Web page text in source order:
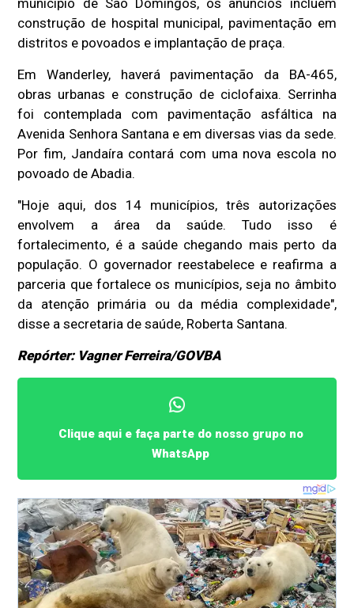
construção de hospital municipal, pavimentação em
distritos e povoados e implantação de praça.
Em Wanderley, haverá pavimentação da BA-465,
obras urbanas e construção de ciclofaixa. Serrinha
foi contemplada com pavimentação asfáltica na
Avenida Senhora Santana e em diversas vias da sede.
Por fim, Jandaíra contará com uma nova escola no
povoado de Abadia.
"Hoje aqui, dos 14 municípios, três autorizações
envolvem a área da saúde. Tudo isso é
fortalecimento, é a saúde chegando mais perto da
população. O governador reestabelece e reafirma a
parceria que fortalece os municípios, seja no âmbito
da atenção primária ou da média complexidade",
disse a secretaria de saúde, Roberta Santana.
Repórter: Vagner Ferreira/GOVBA
Clique aqui e faça parte do nosso grupo no
WhatsApp